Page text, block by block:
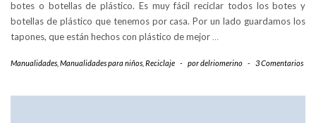
botes o botellas de plástico. Es muy fácil reciclar todos los botes y
botellas de plástico que tenemos por casa. Por un lado guardamos los
tapones, que están hechos con plástico de mejor …
Manualidades Manualidades para niños Reciclaje - pordelriomerino - 3 Comentarios